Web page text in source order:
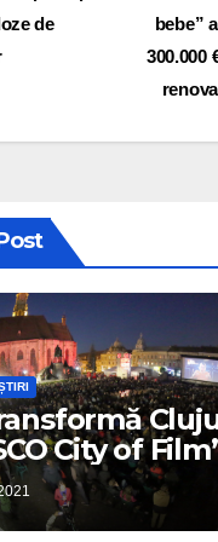
bebe”
300.000
de
City of